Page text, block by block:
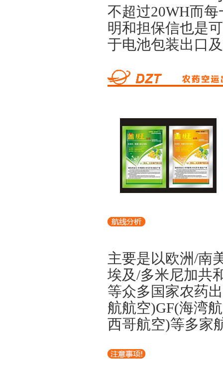
不超过20WH而
明和担保信也是
于电池包装出口
主要是以欧洲/南
埃及/多米尼加共
等众多国家农药
航航空)GF(海湾
西哥航空)等多家